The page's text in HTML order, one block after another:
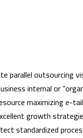
parallel outsourcing
internal or
maximizing e-
growth
standardized